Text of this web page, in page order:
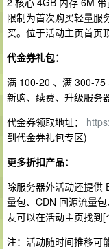
限制为首次购买轻量服
买。位于活动主页首页
代金券礼包：
满 100-20 、满 300-
新购、续费、升级服务
代金券领取地址：
到代金券礼包专区)
更多折扣产品：
除服务器外活动还提供
量包、CDN 回源流量
友可以在活动主页找到[
注：活动随时间推移可